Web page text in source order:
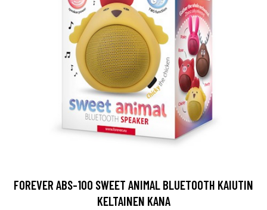
FOREVER ABS-100 SWEET ANIMAL BLUETOOTH KAIUTIN
KELTAINEN KANA